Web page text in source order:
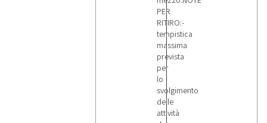
PER
RITIRO:-
tempistica
massima
prevista
per
lo
svolgimento
delle
attività